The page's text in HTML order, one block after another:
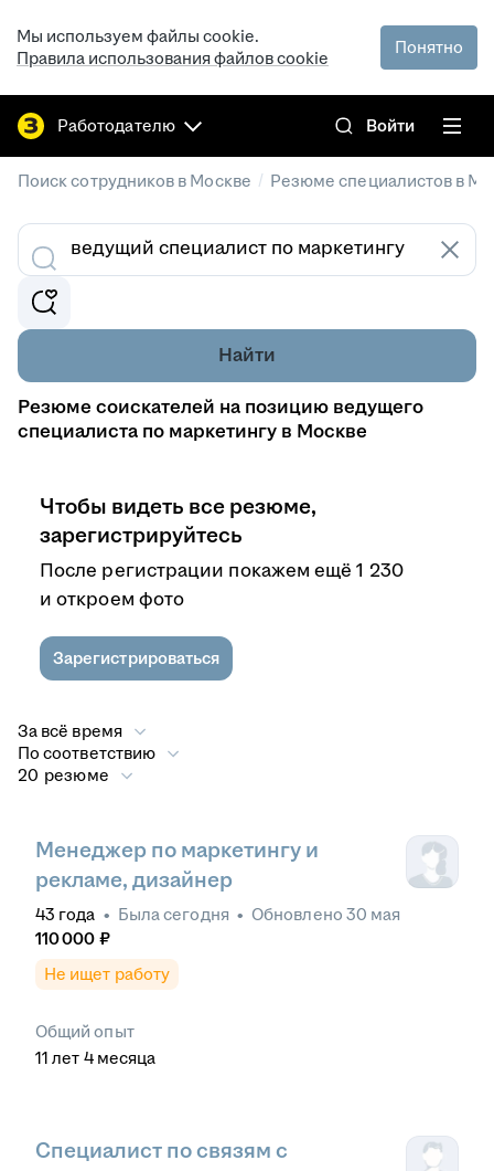
Мы используем файлы cookie.
Правила использования файлов cookie
Понятно
Работодателю Войти
Поиск сотрудников в Москве / Резюме специалистов в
Найти
Резюме соискателей на позицию ведущего
специалиста по маркетингу в Москве
Чтобы видеть все резюме,
зарегистрируйтесь
После регистрации покажем ещё 1 230
и откроем фото
Зарегистрироваться
За всё время
По соответствию
20 резюме
Менеджер по маркетингу и
рекламе, дизайнер
43 года • Быласегодня • Обновлено 30 мая
110 000 ₽
Не ищет работу
Общий опыт
11 лет 4 месяца
Специалист по связям с